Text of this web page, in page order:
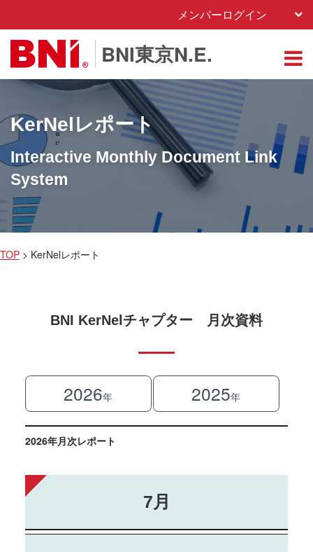
メンバーログイン
BNI東京N.E.
KerNelレポート
TOP > KerNelレポート
BNI KerNelチャプター 月次資料
2026年 2025年
2026年月次レポート
7月